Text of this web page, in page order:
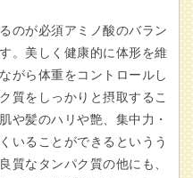
のが必須アミノ酸のバラン
。美しく健康的に体形を維
がら体重をコントロールし
質をしっかりと摂取するこ
や髪のハリや艶、集中力・
いることができるというう
質なタンパク質の他にも、